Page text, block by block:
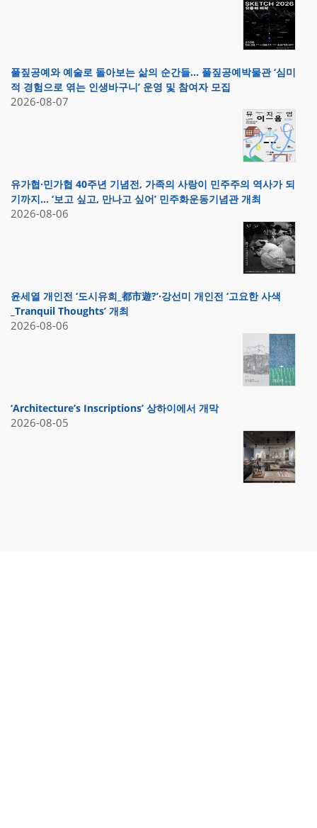
풀짚공예와 예술로 돌아보는 삶의 순간들… 풀짚공예박물관 ‘심미
적 경험으로 엮는 인생바구니’ 운영 및 참여자 모집
2026-08-07
유가협·민가협 40주년 기념전, 가족의 사랑이 민주주의 역사가 되
기까지… ‘보고 싶고, 만나고 싶어’ 민주화운동기념관 개최
2026-08-06
윤세열 개인전 ‘도시유희_都市遊?’·강선미 개인전 ‘고요한 사색
_Tranquil Thoughts’ 개최
2026-08-06
‘Architecture’s Inscriptions’ 상하이에서 개막
2026-08-05